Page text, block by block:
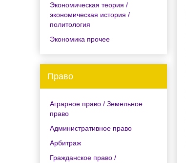
Экономическая теория /
экономическая история /
политология
Экономика прочее
Право
Аграрное право / Земельное
право
Административное право
Арбитраж
Гражданское право /